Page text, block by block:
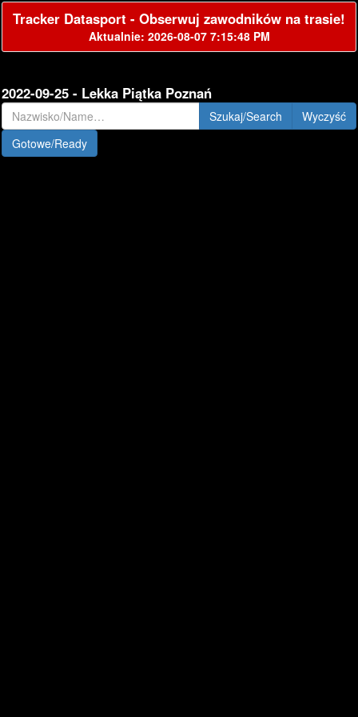
Tracker Datasport - Obserwuj zawodników na trasie!
Aktualnie: 2026-08-07 7:15:48 PM
2022-09-25 - Lekka Piątka Poznań
Szukaj/Search
Gotowe/Ready